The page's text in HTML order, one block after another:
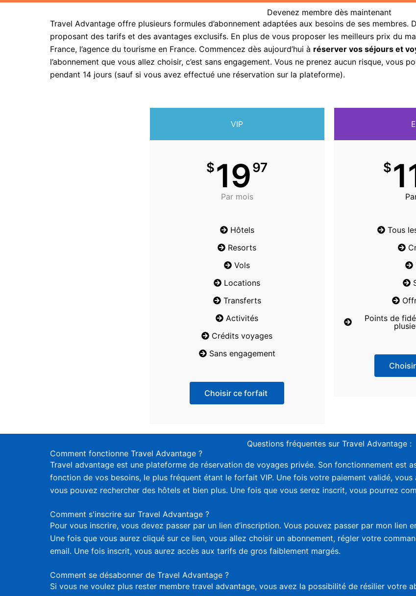
Devenez membre dès maintenant
Travel Advantage offre plusieurs formules d’abonnement adaptées aux besoins de ses membres.
proposant des tarifs et des avantages exclusifs. En plus de vous proposer les meilleurs prix du
France, l’agence du tourisme en France. Commencez dès aujourd’hui à réserver vos séjours et
l’abonnement que vous allez choisir, c’est sans engagement. Vous ne prenez aucun risque, vous
pendant 14 jours (sauf si vous avez effectué une réservation sur la plateforme).
VIP
$1997
Par mois
Hôtels
Resorts
Vols
Locations
Transferts
Activités
Crédits voyages
Sans engagement
Choisir ce forfait
$
Tous
Points de
Questions fréquentes sur Travel Advantage :
Comment fonctionne Travel Advantage ?
Travel advantage est une plateforme de réservation de voyages privée. Son fonctionnement est
fonction de vos besoins, le plus fréquent étant le forfait VIP. Une fois votre paiement validé,
vous pouvez rechercher des hôtels et bien plus. Une fois que vous serez inscrit, vous pourrez
Comment s'inscrire sur Travel Advantage ?
Pour vous inscrire, vous devez passer par un lien d’inscription. Vous pouvez passer par mon lien
Une fois que vous aurez cliqué sur ce lien, vous allez choisir un abonnement, régler votre
email. Une fois inscrit, vous aurez accès aux tarifs de gros faiblement margés.
Comment se désabonner de Travel Advantage ?
Si vous ne voulez plus rester membre travel advantage, vous avez la possibilité de résilier votre